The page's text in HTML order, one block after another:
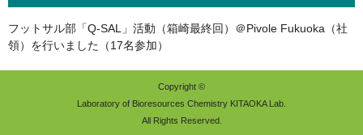
フットサル部「Q-SAL」活動（箱崎最終回）＠Pivole Fukuoka（社
領）を行いました（17名参加）
Copyright ©
Laboratory of Bioresources Chemistry KITAOKA Lab.
All Rights Reserved.